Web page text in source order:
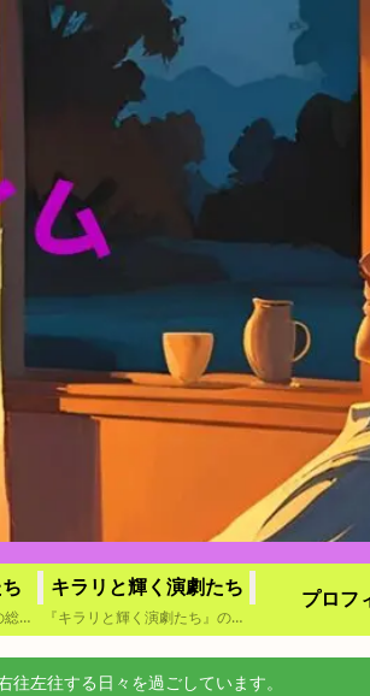
『心に残るドラマたち』の総合索引です。放送回数（単発ドラマ・連続ドラマ）ごとに分類されたカテゴリーから記事をたどれるほか、作品名による索引頁もご用意しております。気になる作品や視聴体験から、目的の記事を見付け易くまとめています。
キラリと輝く演劇たち
『キラリと輝く演劇たち』の総合索引です。劇団の種類・形態（劇団・小劇団等）ごとに分類されたカテゴリーから記事をたどれるほか、作品名による索引頁もご用意しております。気になる作品や視聴体験から、目的の記事を見付け易くまとめています。
プロフ
左往する日々を過ごしています。